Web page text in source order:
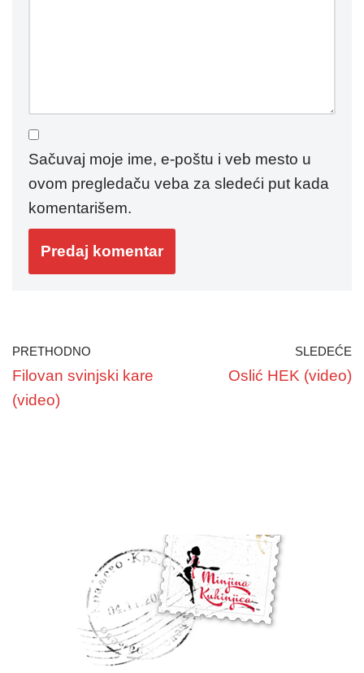
Sačuvaj moje ime, e-poštu i veb mesto u
ovom pregledaču veba za sledeći put kada
komentarišem.
PRETHODNO
Filovan svinjski kare
(video)
SLEDEĆE
Oslić HEK (video)